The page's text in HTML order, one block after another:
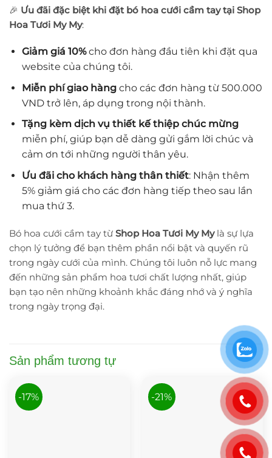
🎉 Ưu đãi đặc biệt khi đặt bó hoa cưới cầm tay tại Shop
Hoa Tươi My My:
Giảm giá 10%cho đơn hàng đầu tiên khi đặt qua
website của chúng tôi.
Miễn phí giao hàngcho các đơn hàng từ 500.000
VND trở lên, áp dụng trong nội thành.
Tặng kèm dịch vụ thiết kế thiệp chúc mừng
miễn phí, giúp bạn dễ dàng gửi gắm lời chúc và
cảm ơn tới những người thân yêu.
Ưu đãi cho khách hàng thân thiết: Nhận thêm
5% giảm giá cho các đơn hàng tiếp theo sau lần
mua thứ 3.
Bó hoa cưới cầm tay từ Shop Hoa Tươi My Mylà sự lựa
chọn lý tưởng để bạn thêm phần nổi bật và quyến rũ
trong ngày cưới của mình. Chúng tôi luôn nỗ lực mang
đến những sản phẩm hoa tươi chất lượng nhất, giúp
bạn tạo nên những khoảnh khắc đáng nhớ và ý nghĩa
trong ngày trọng đại.
Sản phẩm tương tự
-17% -21%